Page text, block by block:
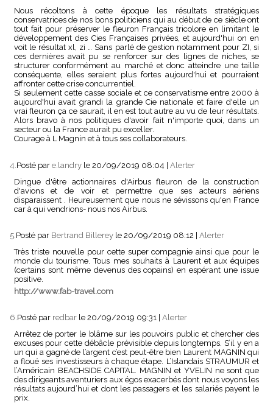
Nous récoltons à cette époque les résultats stratégiques
conservatrices de nos bons politiciens qui au début de ce siècle ont
tout fait pour préserver le fleuron Français tricolore en limitant le
développement des Cies Françaises privées, et aujourd'hui on en
voit le résultat xl, zi … Sans parlé de gestion notamment pour ZI, si
ces dernières avait pu se renforcer sur des lignes de niches, se
structurer conformément au marché et donc atteindre une taille
conséquente, elles seraient plus fortes aujourd'hui et pourraient
affronter cette crise concurrentiel.
Si seulement cette casse sociale et ce conservatisme entre 2000 à
aujourd'hui avait grandi la grande Cie nationale et faire d'elle un
vrai fleuron ça ce saurait, il en est tout autre au vu de leur résultats.
Alors bravo à nos politiques d'avoir fait n'importe quoi, dans un
secteur ou la France aurait pu exceller.
Courage à L Magnin et à tous ses collaborateurs.
4. Posté par e.landry le 20/09/2019 08:04
Alerter
Dingue d'être actionnaires d'Airbus fleuron de la construction
d'avions et de voir et permettre que ses acteurs aériens
disparaissent . Heureusement que nous ne sévissons qu'en France
car à qui vendrions- nous nos Airbus.
5. Posté par Bertrand Billerey le 20/09/2019 08:12
Alerter
Très triste nouvelle pour cette super compagnie ainsi que pour le
monde du tourisme. Tous mes souhaits à Laurent et aux équipes
(certains sont même devenus des copains) en espérant une issue
positive.
http://www.fab-travel.com
6.Posté par redbar le 20/09/2019 09:31 Alerter
Arrêtez de porter le blâme sur les pouvoirs public et chercher des
excuses pour cette débâcle prévisible depuis longtemps. S’il y en a
un qui a gagné de l’argent c’est peut-être bien Laurent MAGNIN qui
a floué ses investisseurs à chaque étape. L’Islandais STRAUMUR et
l’Américain BEACHSIDE CAPITAL. MAGNIN et YVELIN ne sont que
des dirigeants aventuriers aux égos exacerbés dont nous voyons les
résultats aujourd’hui et dont les passagers et les salariés payent le
prix.